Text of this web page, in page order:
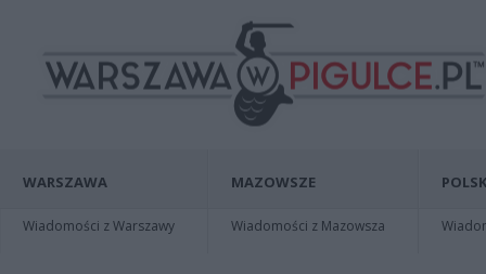
WARSZAWA
Wiadomości z Warszawy
MAZOWSZE
Wiadomości z Mazowsza